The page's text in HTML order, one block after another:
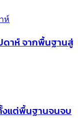
ดาห์ จากพื้นฐานสู่
งแต่พื้นฐานจนจบ